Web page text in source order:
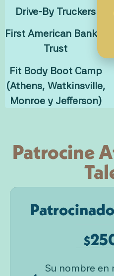
Drive-By Truckers
First American Bank &
Trust
Fit Body Boot Camp
(Athens, Watkinsville,
Monroe y Jefferson)
Patrocine
$
Su nombre en